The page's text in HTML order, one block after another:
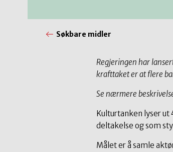
Søkbare midler
Regjeringen har
krafttaket er at flere
Se nærmere
Kulturtanken lyser
deltakelse og som
Målet er å samle